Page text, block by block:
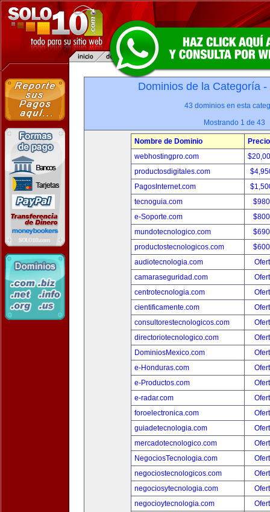
Dominios de la Categoría -
43 dominios en esta
Mostrando 1 de 43
Nombre de Dominio
Precio
webhostingpro.com
productosdigitales.com
PagosInternet.com
tecnoguia.com
e-Soporte.com
mundotecnologico.com
productostecnologicos.com
audiotecnologia.com
camaraseguridad.com
centrotecnologia.com
cientificamente.com
consultorestecnologicos.com
directoriotecnologico.com
DominiosMexico.com
e-Honduras.com
e-Productos.com
e-radar.com
foroelectronica.com
guiadetecnologia.com
mercadotecnologico.com
NegociosTecnologia.com
negociostecnologicos.com
negociosytecnologia.com
negocioytecnologia.com